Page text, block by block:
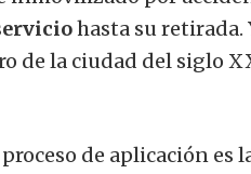
hasta su retirada.
de la ciudad del siglo
de aplicación es